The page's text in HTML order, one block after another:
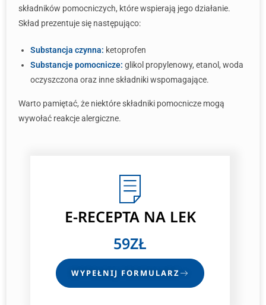
składników pomocniczych, które wspierają jego działanie.
Skład prezentuje się następująco:
Substancja czynna: ketoprofen
Substancje pomocnicze: glikol propylenowy, etanol, woda
oczyszczona oraz inne składniki wspomagające.
Warto pamiętać, że niektóre składniki pomocnicze mogą
wywołać reakcje alergiczne.
E-RECEPTANA LEK
59ZŁ
WYPEŁNIJ FORMULARZ